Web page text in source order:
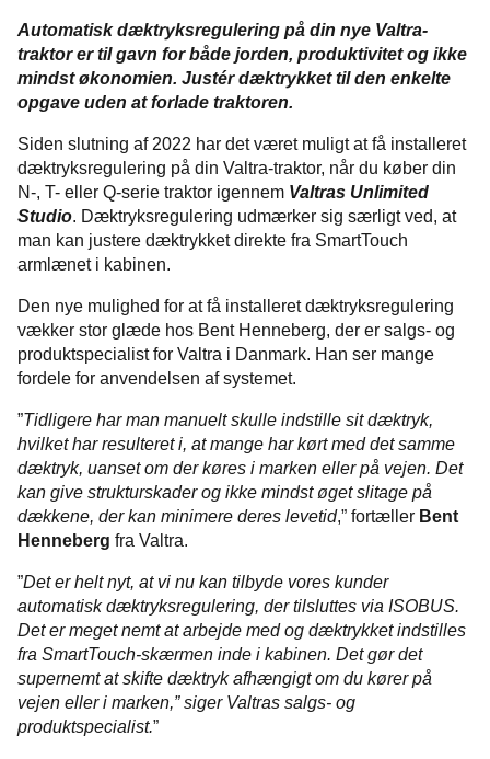
Automatisk dæktryksregulering på din nye Valtra-
traktor er til gavn for både jorden, produktivitet og ikke
mindst økonomien. Justér dæktrykket til den enkelte
opgave uden at forlade traktoren.
Siden slutning af 2022 har det været muligt at få installeret
dæktryksregulering på din Valtra-traktor, når du køber din
N-, T- eller Q-serie traktor igennem Valtras Unlimited
Studio. Dæktryksregulering udmærker sig særligt ved, at
man kan justere dæktrykket direkte fra SmartTouch
armlænet i kabinen.
Den nye mulighed for at få installeret dæktryksregulering
vækker stor glæde hos Bent Henneberg, der er salgs- og
produktspecialist for Valtra i Danmark. Han ser mange
fordele for anvendelsen af systemet.
”Tidligere har man manuelt skulle indstille sit dæktryk,
hvilket har resulteret i, at mange har kørt med det samme
dæktryk, uanset om der køres i marken eller på vejen. Det
kan give strukturskader og ikke mindst øget slitage på
dækkene, der kan minimere deres levetid,” fortæller Bent
Henneberg fra Valtra.
”Det er helt nyt, at vi nu kan tilbyde vores kunder
automatisk dæktryksregulering, der tilsluttes via ISOBUS.
Det er meget nemt at arbejde med og dæktrykket indstilles
fra SmartTouch-skærmen inde i kabinen. Det gør det
supernemt at skifte dæktryk afhængigt om du kører på
vejen eller i marken,” siger Valtras salgs- og
produktspecialist.”